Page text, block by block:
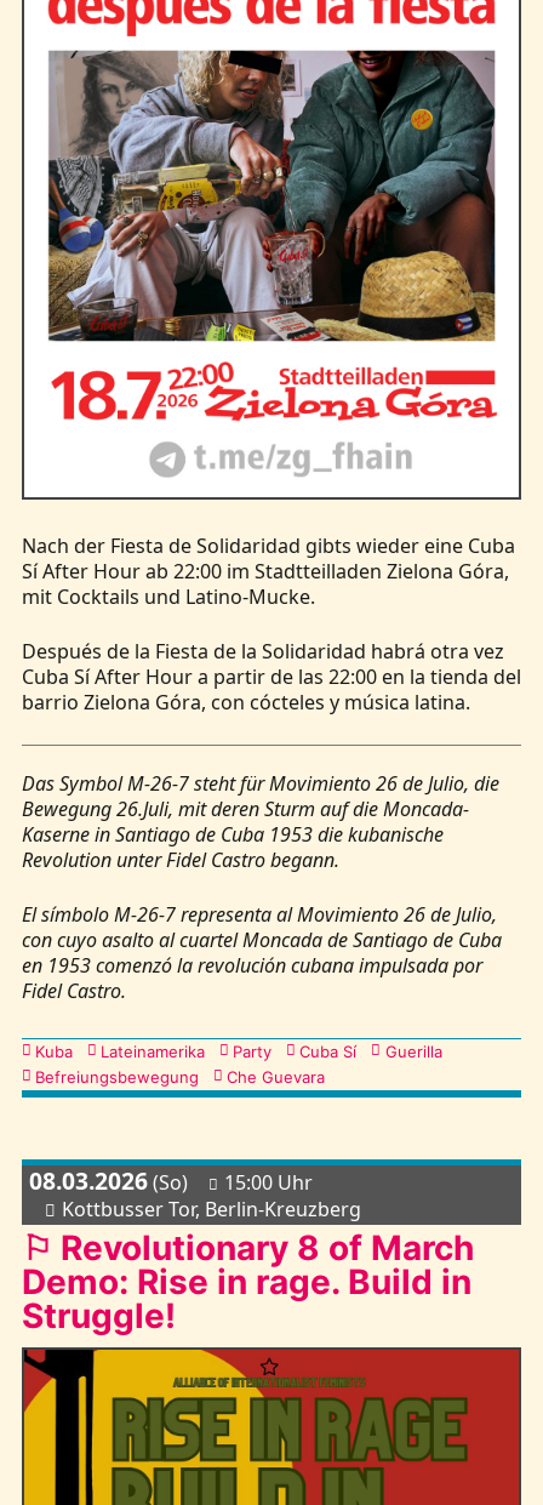
Kontakt
Nach der Fiesta de Solidaridad gibts wieder eine Cuba
Sí After Hour ab 22:00 im Stadtteilladen Zielona Góra,
mit Cocktails und Latino-Mucke.
Después de la Fiesta de la Solidaridad habrá otra vez
Cuba Sí After Hour a partir de las 22:00 en la tienda del
barrio Zielona Góra, con cócteles y música latina.
Das Symbol M-26-7 steht für Movimiento 26 de Julio, die
Bewegung 26.Juli, mit deren Sturm auf die Moncada-
Kaserne in Santiago de Cuba 1953 die kubanische
Revolution unter Fidel Castro begann.
El símbolo M-26-7 representa al Movimiento 26 de Julio,
con cuyo asalto al cuartel Moncada de Santiago de Cuba
en 1953 comenzó la revolución cubana impulsada por
Fidel Castro.
Kategorien
Kuba Lateinamerika Party Cuba Sí
Guerilla
Befreiungsbewegung
Che Guevara
08.03.2026(So)
15:00 Uhr
Kottbusser Tor, Berlin-Kreuzberg
⚐ Revolutionary 8 of March
Demo: Rise in rage. Build in
Struggle!